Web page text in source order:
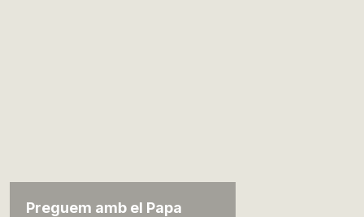
Preguem amb el Papa